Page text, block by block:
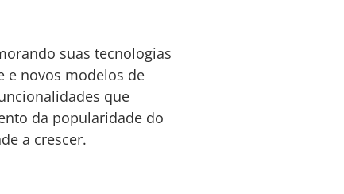
suas tecnologias
e novos modelos de
que
da popularidade do
a crescer.